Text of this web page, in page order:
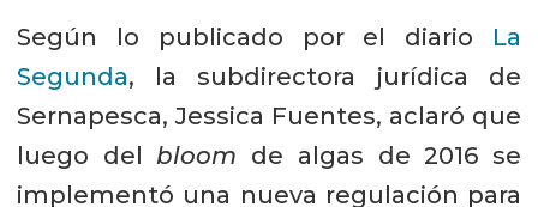
Según lo publicado por el diario La
Segunda, la subdirectora jurídica de
Sernapesca, Jessica Fuentes, aclaró que
luego del bloom de algas de 2016 se
implementó una nueva regulación para